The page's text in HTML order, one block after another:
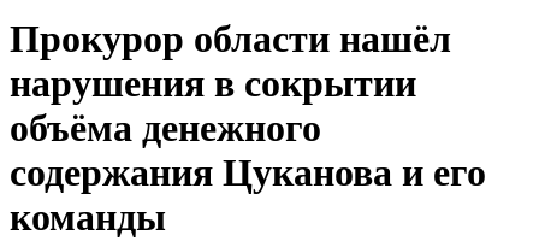
Прокурор области нашёл
нарушения в сокрытии
объёма денежного
содержания Цуканова и его
команды